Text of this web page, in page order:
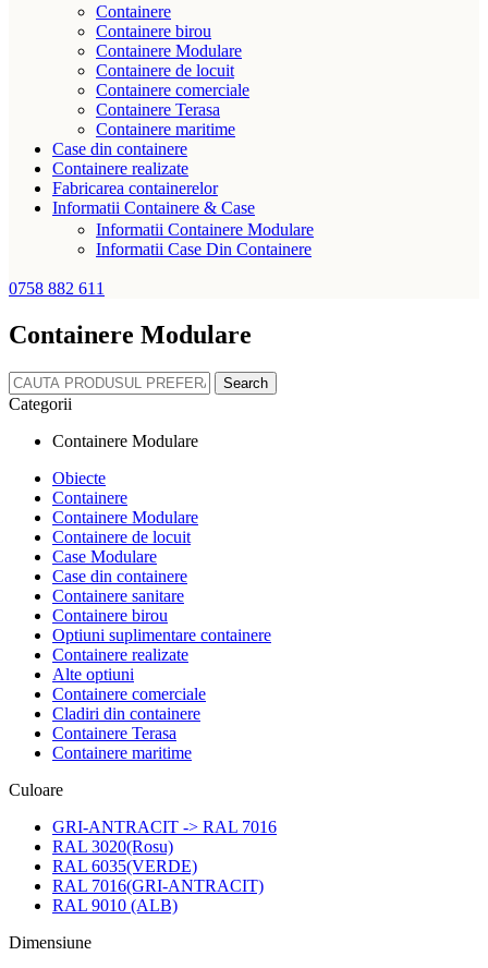
Containere
Containere birou
Containere Modulare
Containere de locuit
Containere comerciale
Containere Terasa
Containere maritime
Case din containere
Containere realizate
Fabricarea containerelor
Informatii Containere & Case
Informatii Containere Modulare
Informatii Case Din Containere
0758 882 611
Containere Modulare
Search
Categorii
Containere Modulare
Obiecte
Containere
Containere Modulare
Containere de locuit
Case Modulare
Case din containere
Containere sanitare
Containere birou
Optiuni suplimentare containere
Containere realizate
Alte optiuni
Containere comerciale
Cladiri din containere
Containere Terasa
Containere maritime
Culoare
GRI-ANTRACIT -> RAL 7016
RAL 3020(Rosu)
RAL 6035(VERDE)
RAL 7016(GRI-ANTRACIT)
RAL 9010 (ALB)
Dimensiune